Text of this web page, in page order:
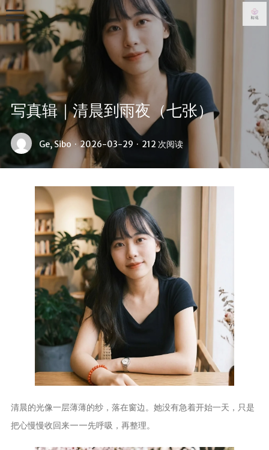
写真辑｜清晨到雨夜（七张）
Ge, Sibo · 2026-03-29 · 212 次阅读
清晨的光像一层薄薄的纱，落在窗边。她没有急着开始一天，只是
把心慢慢收回来——先呼吸，再整理。
首页
写真集
日常
生活随笔
关于